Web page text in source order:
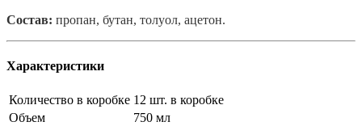
Состав: пропан, бутан, толуол, ацетон.
Характеристики
Количество в коробке 12 шт. в коробке
Объем
750 мл